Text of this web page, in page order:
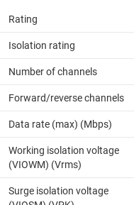
Rating
Isolation rating
Number of channels
Forward/reverse channels
Data rate (max) (Mbps)
Working isolation voltage
(VIOWM) (Vrms)
Surge isolation voltage